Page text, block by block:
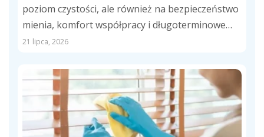
poziom czystości, ale również na bezpieczeństwo
mienia, komfort współpracy i długoterminowe
koszty usług....
21 lipca, 2026